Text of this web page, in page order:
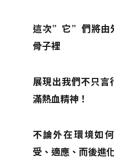
這次”它”們將由
骨子裡
展現出我們不只
滿熱血精神！
不論外在環境如
受、適應、而後進